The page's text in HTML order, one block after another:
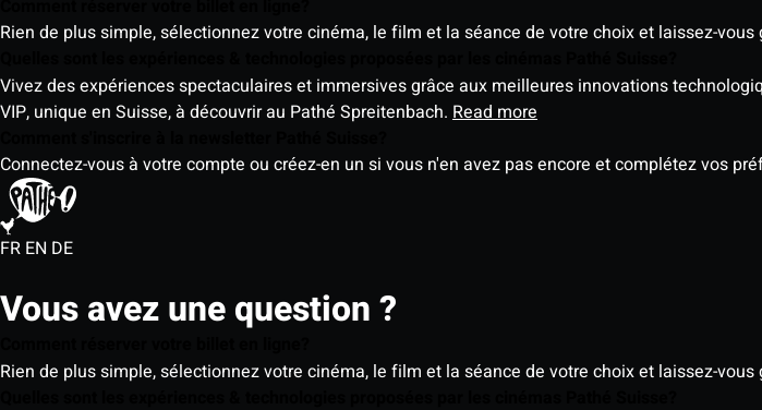
Rien de plus simple, sélectionnez votre cinéma, le film et la séance de votre choix et laissez-vous
Vivez des expériences spectaculaires et immersives grâce aux meilleures innovations
VIP, unique en Suisse, à découvrir au Pathé Spreitenbach. Read more
Connectez-vous à votre compte ou créez-en un si vous n'en avez pas encore et complétez vos
FR EN DE
Vous avez une question ?
Rien de plus simple, sélectionnez votre cinéma, le film et la séance de votre choix et laissez-vous